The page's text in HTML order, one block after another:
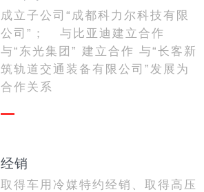
成立子公司“成都科力尔科技有限
公司”； 与比亚迪建立合作
与“东光集团” 建立合作 与“长客新
筑轨道交通装备有限公司”发展为
合作关系
经销
取得车用冷媒特约经销、取得高压